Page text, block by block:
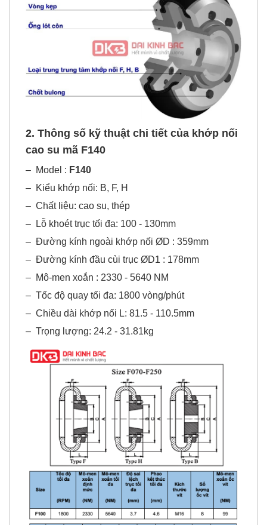
2. Thông số kỹ thuật chi tiết của khớp nối
cao su mã F140
– Model :F140
– Kiểu khớp nối: B, F, H
– Chất liệu: cao su, thép
– Lỗ khoét trục tối đa: 100 - 130mm
– Đường kính ngoài khớp nối ØD : 359mm
– Đường kính đầu cùi trục ØD1 : 178mm
– Mô-men xoắn : 2330 - 5640 NM
– Tốc độ quay tối đa: 1800 vòng/phút
–
Chiều dài khớp nối L: 81.5 - 110.5mm
– Trọng lượng: 24.2 - 31.81kg